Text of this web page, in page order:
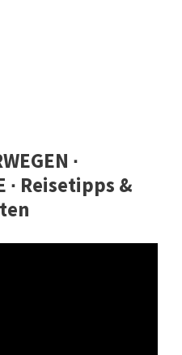
∙
Reisetipps &